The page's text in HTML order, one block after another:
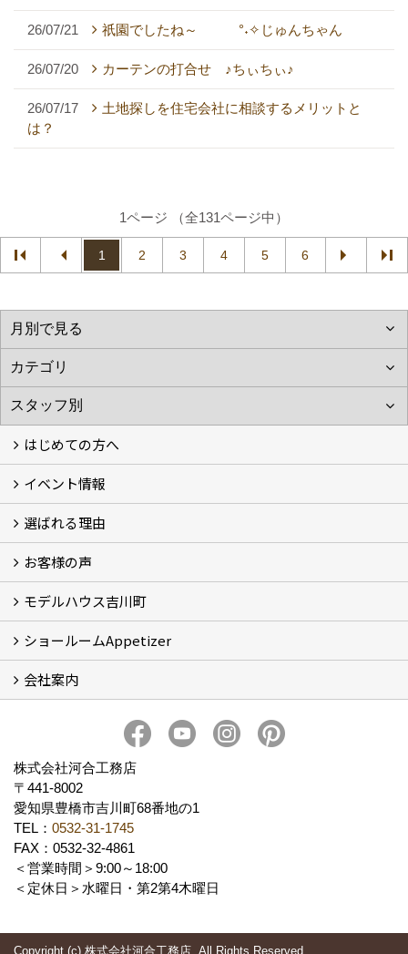
26/07/21 祇園でしたね～ °˖✧じゅんちゃん
26/07/20 カーテンの打合せ ♪ちぃちぃ♪
26/07/17
土地探しを住宅会社に相談するメリットと
は？
1ページ （全131ページ中）
1 2 3 4 5 6
はじめての方へ
フォトギャラリー
性能について
自然素材のお家
オーナー様のおうち訪問
イベント情報
イベント情報
選ばれる理由
5つのやさしさ宣言
3つのプロ宣言
お家づくりスケジュール
お客様の声
お客様の声
モデルハウス吉川町
吉川町モデルハウス
ショールームAppetizer
Appetizer(ショールーム)
Appetizer(レンタルスペース)
会社案内
社長 河合智之の想い
求人情報 Recruit
株式会社河合工務店
〒441-8002
愛知県豊橋市吉川町68番地の1
TEL： 0532-31-1745
FAX：0532-32-4861
＜営業時間＞9:00～18:00
＜定休日＞水曜日・第2第4木曜日
Copyright (c) 株式会社河合工務店. All Rights Reserved.